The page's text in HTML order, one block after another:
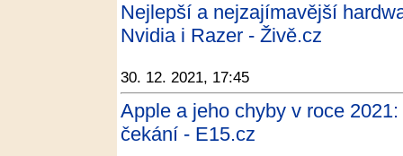
Nejlepší a nejzajímavější
Nvidia i Razer - Živě.cz
30. 12. 2021, 17:45
Apple a jeho chyby v roce
čekání - E15.cz